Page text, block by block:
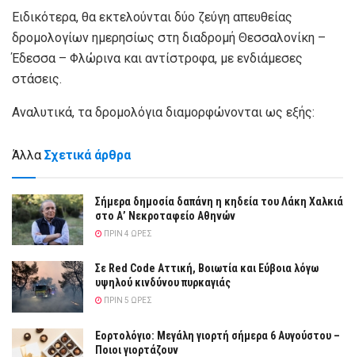
Ειδικότερα, θα εκτελούνται δύο ζεύγη απευθείας
δρομολογίων ημερησίως στη διαδρομή Θεσσαλονίκη –
Έδεσσα – Φλώρινα και αντίστροφα, με ενδιάμεσες
στάσεις.
Αναλυτικά, τα δρομολόγια διαμορφώνονται ως εξής:
Άλλα Σχετικά άρθρα
Σήμερα δημοσία δαπάνη η κηδεία του Λάκη Χαλκιά
στο Α’ Νεκροταφείο Αθηνών
ΠΡΙΝ 4 ΏΡΕΣ
Σε Red Code Αττική, Βοιωτία και Εύβοια λόγω
υψηλού κινδύνου πυρκαγιάς
ΠΡΙΝ 5 ΏΡΕΣ
Εορτολόγιο: Μεγάλη γιορτή σήμερα 6 Αυγούστου –
Ποιοι γιορτάζουν